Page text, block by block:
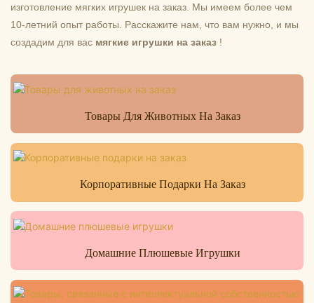
изготовление мягких игрушек на заказ. Мы имеем более чем
10-летний опыт работы. Расскажите нам, что вам нужно, и мы
создадим для вас мягкие игрушки на заказ !
Товары Для Животных На Заказ
Корпоративные Подарки На Заказ
Домашние Плюшевые Игрушки